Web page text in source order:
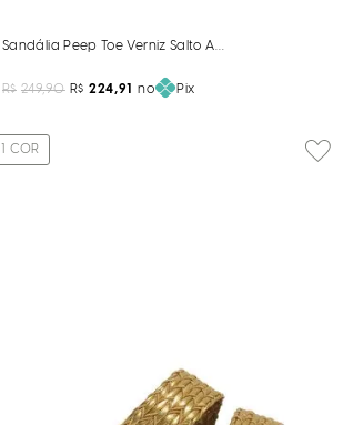
Sandália Peep Toe Verniz Salto Alto Fino Preto
R$ 249,90 R$ 224,91 no Pix
1 COR